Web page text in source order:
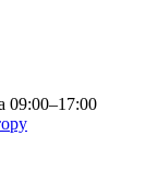
09:00–17:00